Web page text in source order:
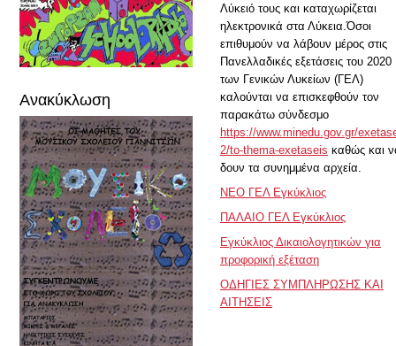
Ανακύκλωση
Λύκειό τους και καταχωρίζεται
ηλεκτρονικά στα Λύκεια.Όσοι
επιθυμούν να λάβουν μέρος στις
Πανελλαδικές εξετάσεις του 2020
των Γενικών Λυκείων (ΓΕΛ)
καλούνται να επισκεφθούν τον
παρακάτω σύνδεσμο
https://www.minedu.gov.gr/
2/to-thema-exetaseis καθώς και
δουν τα συνημμένα αρχεία.
ΝΕΟ ΓΕΛ Εγκύκλιος
ΠΑΛΑΙΟ ΓΕΛ Εγκύκλιος
Εγκύκλιος Δικαιολογητικών για
προφορική εξέταση
ΟΔΗΓΙΕΣ ΣΥΜΠΛΗΡΩΣΗΣ ΚΑΙ
ΑΙΤΗΣΕΙΣ